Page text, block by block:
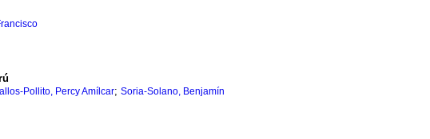
Pollito, Percy Amílcar; Soria-Solano, Benjamín